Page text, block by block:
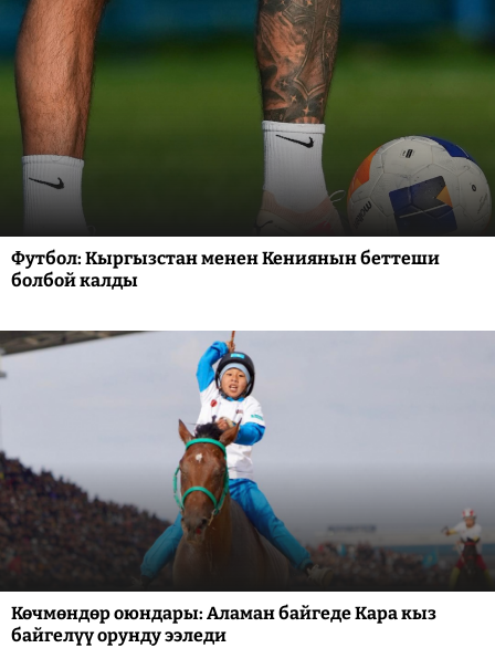
Футбол: Кыргызстан менен Кениянын беттеши
болбой калды
Көчмөндөр оюндары: Аламан байгеде Кара кыз
байгелүү орунду ээледи